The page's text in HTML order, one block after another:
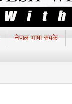
नेपाल भाषा सयके